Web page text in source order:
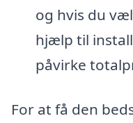
og hvis du
hjælp til
påvirke
For at få den